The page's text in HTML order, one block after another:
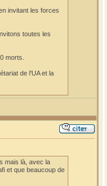
invitant les forces
toutes les
morts.
de l'UA et la
mais là, avec la
et que beaucoup de